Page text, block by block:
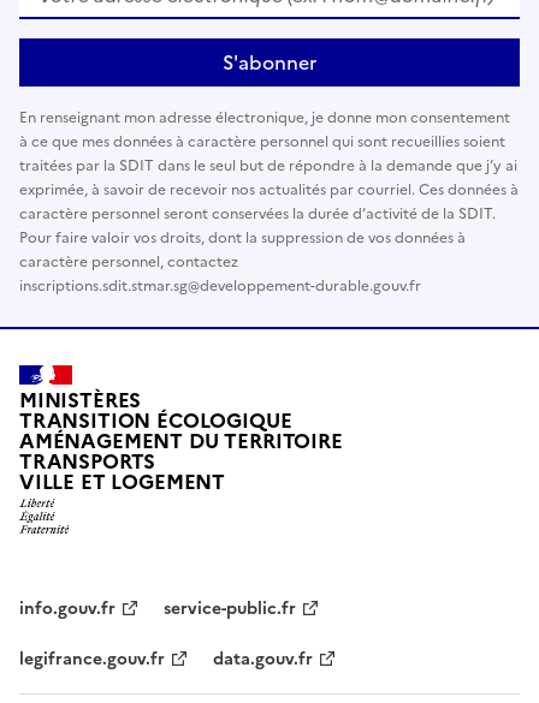
S'abonner
En renseignant mon adresse électronique, je donne mon consentement
à ce que mes données à caractère personnel qui sont recueillies soient
traitées par la SDIT dans le seul but de répondre à la demande que j’y ai
exprimée, à savoir de recevoir nos actualités par courriel. Ces données à
caractère personnel seront conservées la durée d’activité de la SDIT.
Pour faire valoir vos droits, dont la suppression de vos données à
caractère personnel, contactez
inscriptions.sdit.stmar.sg@developpement-durable.gouv.fr
MINISTÈRES
TRANSITION ÉCOLOGIQUE
AMÉNAGEMENT DU TERRITOIRE
TRANSPORTS
VILLE ET LOGEMENT
info.gouv.fr
service-public.fr
legifrance.gouv.fr
data.gouv.fr